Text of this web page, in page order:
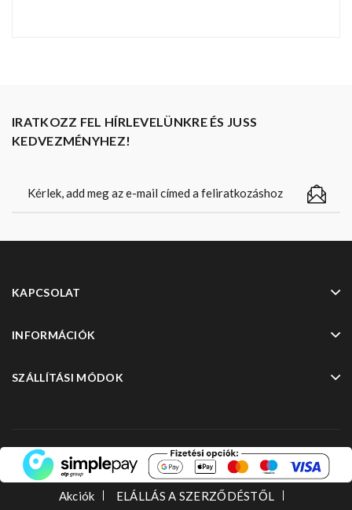
IRATKOZZ FEL HÍRLEVELÜNKRE ÉS JUSS
KEDVEZMÉNYHEZ!
KAPCSOLAT
INFORMÁCIÓK
SZÁLLÍTÁSI MÓDOK
Akciók
ELÁLLÁS A SZERZŐDÉSTŐL